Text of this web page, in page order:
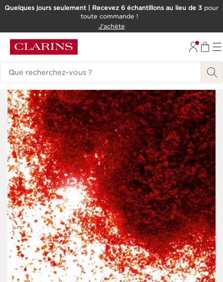
ALLER AU CONTENU
Quelques jours seulement | Recevez 6 échantillons au lieu de 3 pour
toute commande !
J'achète
Historique des recherches